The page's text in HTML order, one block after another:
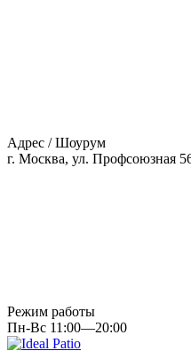
Адрес / Шоурум
г. Москва, ул. Профсоюзная
Режим работы
Пн-Вс 11:00—20:00